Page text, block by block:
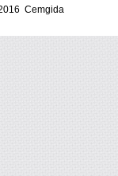
2016 Cemgida